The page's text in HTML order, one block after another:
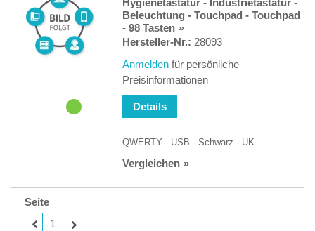
Hygienetastatur - Industrietastatur -
Beleuchtung - Touchpad - Touchpad
- 98 Tasten
Hersteller-Nr.: 28093
Anmelden für persönliche
Preisinformationen
Details
QWERTY - USB - Schwarz - UK
Vergleichen
Seite
1